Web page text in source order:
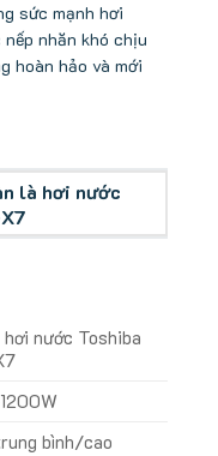
sức mạnh hơi
nhăn khó chịu
hoàn hảo và mới
là hơi nước
nước Toshiba
bình/cao